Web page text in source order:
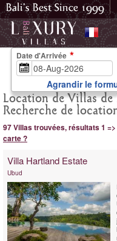
Location de Villas
Recherche de
97 Villas trouvées, résultats 1 =>
carte ?
Villa Hartland Estate
Ubud
Date d'Arrivée
Agrandir le